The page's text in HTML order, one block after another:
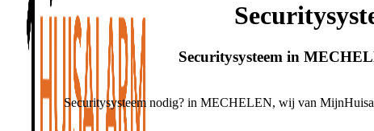
Securitysysteem in
Securitysysteem nodig? in MECHELEN, wij van